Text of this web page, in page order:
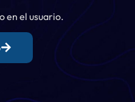
en el usuario.